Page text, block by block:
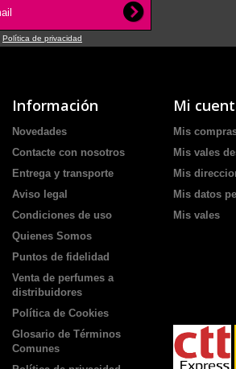
Política de privacidad
Información
Novedades
Contacte con nosotros
Entrega y transporte
Aviso legal
Condiciones de uso
Quienes Somos
Puntos de fidelidad
Venta de perfumes a
distribuidores
Política de Cookies
Glosario de Términos
Comunes
Mi
Mis
Mis vales
Mis
Mis datos
Mis vales